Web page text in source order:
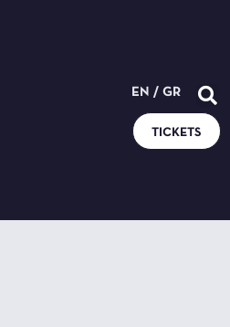
EN / GR
TICKETS